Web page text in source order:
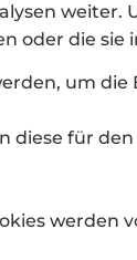
oder die
um
diese für